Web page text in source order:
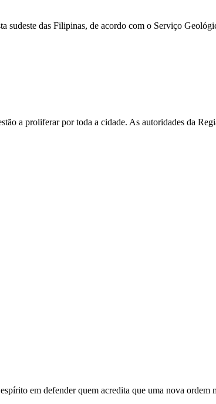
sudeste das Filipinas, de acordo com o Serviço
a proliferar por toda a cidade. As autoridades da
em defender quem acredita que uma nova